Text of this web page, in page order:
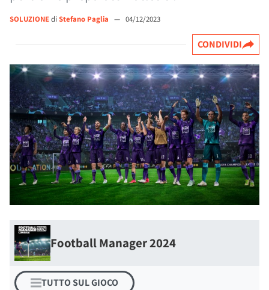
SOLUZIONEdi Stefano Paglia — 04/12/2023
CONDIVIDI
Football Manager 2024
TUTTO SUL GIOCO